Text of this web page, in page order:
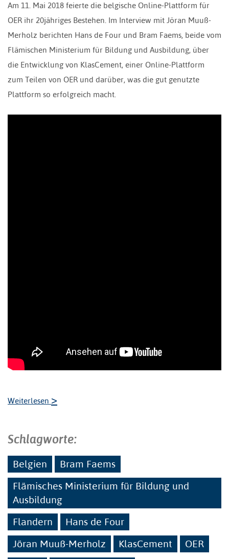
Am 11. Mai 2018 feierte die belgische Online-Plattform für
OER ihr 20jähriges Bestehen. Im Interview mit Jöran Muuß-
Merholz berichten Hans de Four und Bram Faems, beide vom
Flämischen Ministerium für Bildung und Ausbildung, über
die Entwicklung von KlasCement, einer Online-Plattform
zum Teilen von OER und darüber, was die gut genutzte
Plattform so erfolgreich macht.
Weiterlesen >
Schlagworte:
Belgien
Bram Faems
Flämisches Ministerium für Bildung und
Ausbildung
Flandern
Hans de Four
Jöran Muuß-Merholz
KlasCement
OER